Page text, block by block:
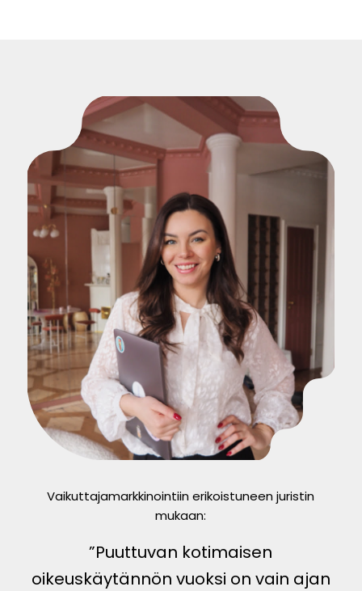
Vaikuttajamarkkinointiin erikoistuneen juristin
mukaan:
”Puuttuvan kotimaisen
oikeuskäytännön vuoksi on vain ajan